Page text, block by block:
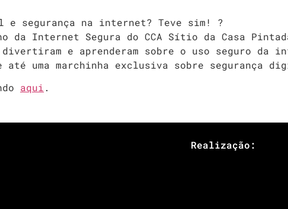
e segurança na internet? Teve sim! ?
da Internet Segura do CCA Sítio da Casa
divertiram e aprenderam sobre o uso seguro
até uma marchinha exclusiva sobre segurança
aqui .
Realização: